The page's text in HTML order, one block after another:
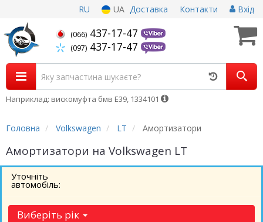
RU UA Доставка Контакти Вхід
(066) 437-17-47
(097) 437-17-47
Наприклад: вискомуфта бмв Е39, 1334101
Головна Volkswagen LT Амортизатори
Амортизатори на Volkswagen LT
Уточніть
автомобіль:
Виберіть рік